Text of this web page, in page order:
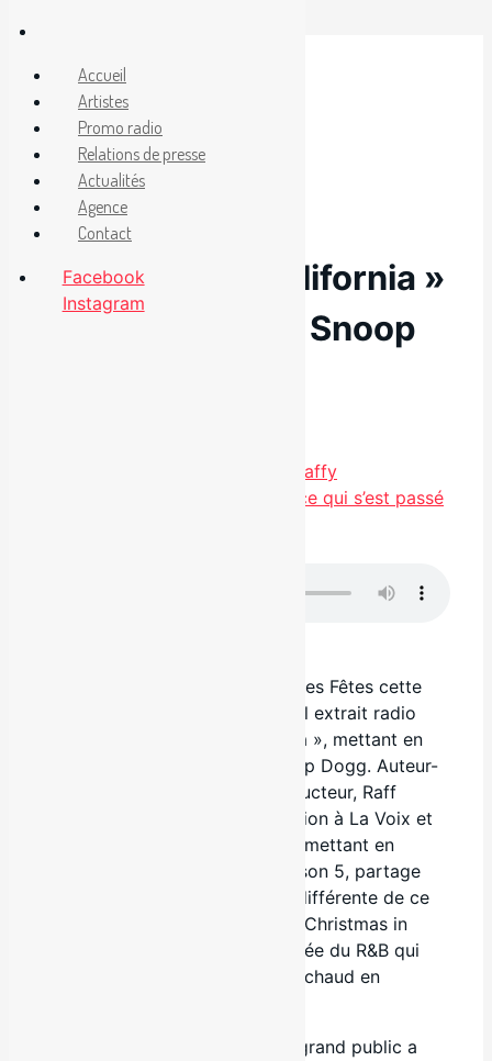
contenu
Facebook
23 novembre 2020
Nouvel extrait «
Christmas in California »
de Raff Pylon et Snoop
Nouvel album de Noël pour Raffy
Nouvel extrait « Noël qu’est-ce qui s’est passé
Raff Pylon réchauffe le temps des Fêtes cette
année avec la sortie d’un nouvel extrait radio
intitulé « Christmas in California », mettant en
vedette la légende du rap Snoop Dogg. Auteur-
compositeur-interprète et producteur, Raff
Pylon, connu pour sa participation à La Voix et
pour son single « King’s Lane » mettant en
vedette Tito Jackson des Jackson 5, partage
une nouvelle chanson de Noël différente de ce
qu’on a l’habitude d’entendre. « Christmas in
California » est une pièce inspirée du R&B qui
donne envie de passer Noël au chaud en
Au cours des derniers mois, le grand public a
Accueil
Artistes
Promo radio
Relations de presse
Actualités
Agence
Contact
Facebook
Instagram